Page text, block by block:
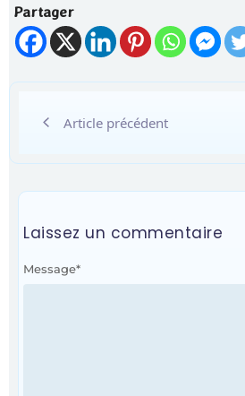
Partager
Article précédent
Laissez un commentaire
Message*